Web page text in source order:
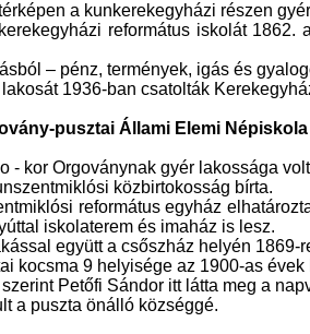
a kunkerekegyházi részen
református iskolát
– pénz, termények, igás és
1936-ban csatolták
pusztai Állami Elemi Népiskola
- kor Orgoványnak gyér lakossága
közbirtokosság bírta.
református egyház
iskolaterem és imaház is lesz.
együtt a csőszház helyén
kocsma 9 helyisége az 1900-as
Petőfi Sándor itt látta meg a
a puszta önálló községgé.